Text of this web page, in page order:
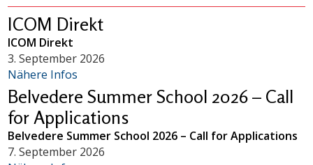
ICOM Direkt
ICOM Direkt
3. September 2026
Nähere Infos
Belvedere Summer School 2026 – Call
for Applications
Belvedere Summer School 2026 – Call for Applications
7. September 2026